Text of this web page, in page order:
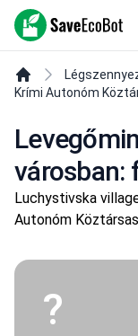
SaveEcoBot
Krími Autonóm
városban:
Luchystivska
Autonóm
?